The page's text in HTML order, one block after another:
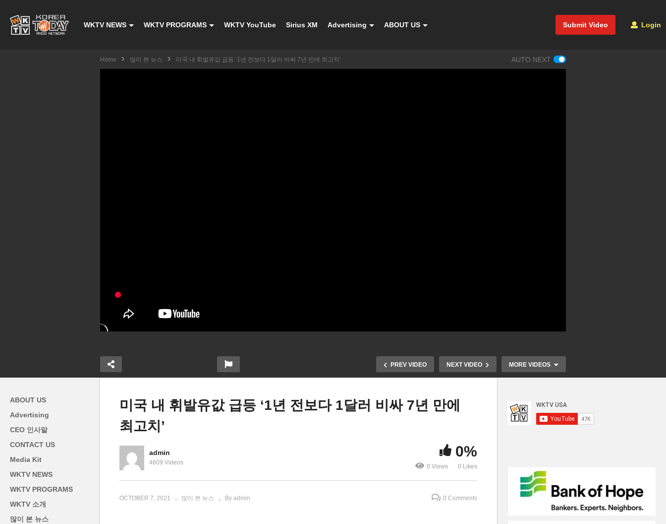
Submit Video Login
WKTV NEWS WKTV PROGRAMS WKTV YouTube Sirius XM Advertising ABOUT US
Home 많이 본 뉴스 미국 내 휘발유값 급등 ‘1년 전보다 1달러 비싸 7년 만에 최고치’ AUTO NEXT
PREV VIDEO NEXT VIDEO MORE VIDEOS
ABOUT US
Advertising
CEO 인사말
CONTACT US
Media Kit
WKTV NEWS
WKTV PROGRAMS
WKTV 소개
많이 본 뉴스
미국 내 휘발유값 급등 ‘1년 전보다 1달러 비싸 7년 만에
최고치’
admin
4609 Videos
0%
0 Views 0 Likes
OCTOBER 7, 2021 많이 본 뉴스 By admin 0 Comments